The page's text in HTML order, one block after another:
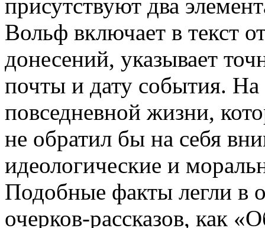
присутствуют два
Вольф включает в текст
донесений, указывает
почты и дату события.
повседневной жизни,
не обратил бы на себя
идеологические и
Подобные факты легли в
очерков-рассказов, как